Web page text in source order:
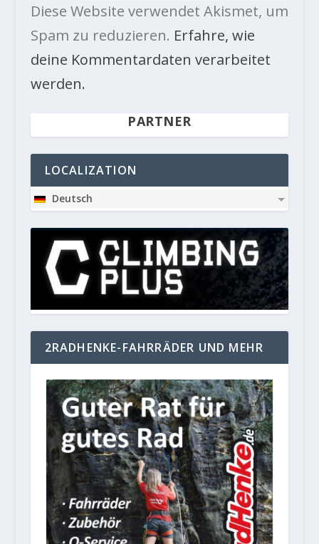
Diese Website verwendet Akismet, um
Spam zu reduzieren. Erfahre, wie
deine Kommentardaten verarbeitet
werden.
PARTNER
LOCALIZATION
Deutsch
2RADHENKE-FAHRRÄDER UND MEHR